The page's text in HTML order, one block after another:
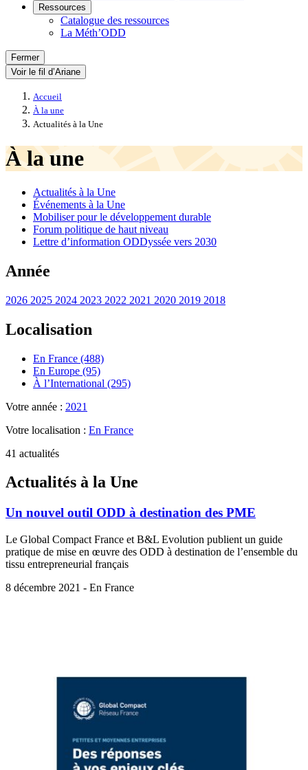
Ressources
Catalogue des ressources
La Méth’ODD
Fermer
Voir le fil d’Ariane
Accueil
À la une
Actualités à la Une
À la une
Actualités à la Une
Événements à la Une
Mobiliser pour le développement durable
Forum politique de haut niveau
Lettre d’information ODDyssée vers 2030
Année
2026 2025 2024 2023 2022 2021 2020 2019 2018
Localisation
En France (488)
En Europe (95)
À l’International (295)
Votre année : 2021
Votre localisation : En France
41 actualités
Actualités à la Une
Un nouvel outil ODD à destination des PME
Le Global Compact France et B&L Evolution publient un guide
pratique de mise en œuvre des ODD à destination de l’ensemble du
tissu entrepreneurial français
8 décembre 2021 - En France